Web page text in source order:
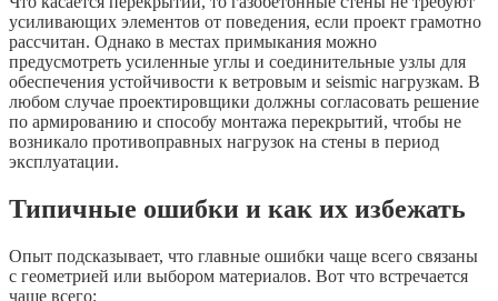
усиливающих элементов от поведения, если проект грамотно
рассчитан. Однако в местах примыкания можно
предусмотреть усиленные углы и соединительные узлы для
обеспечения устойчивости к ветровым и seismic нагрузкам. В
любом случае проектировщики должны согласовать решение
по армированию и способу монтажа перекрытий, чтобы не
возникало противоправных нагрузок на стены в период
эксплуатации.
Типичные ошибки и как их избежать
Опыт подсказывает, что главные ошибки чаще всего связаны
с геометрией или выбором материалов. Вот что встречается
чаще всего: